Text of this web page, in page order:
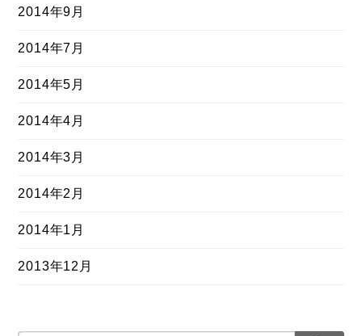
2014年9月
2014年7月
2014年5月
2014年4月
2014年3月
2014年2月
2014年1月
2013年12月